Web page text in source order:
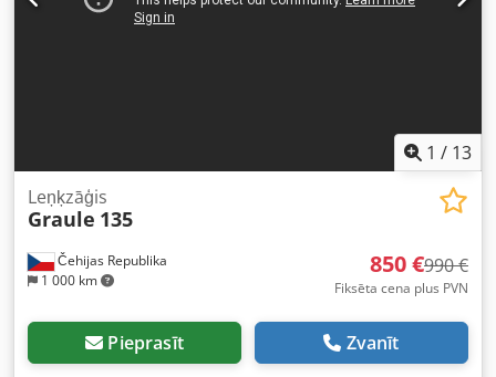
1 / 13
Čehijas Republika
1 000 km
Leņķzāģis
Graule 135
850 €990 €
Fiksēta cena plus PVN
Pieprasīt Zvanīt